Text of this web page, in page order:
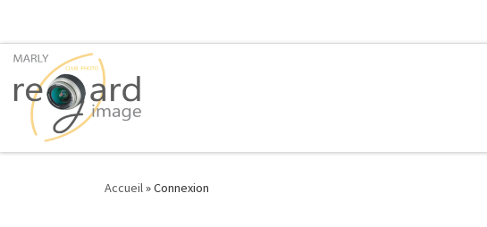
Accueil»Connexion